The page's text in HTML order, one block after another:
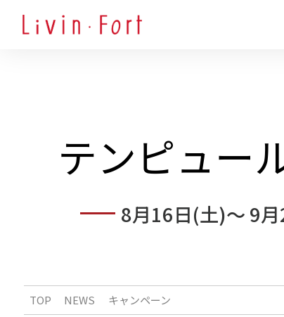
テンピュー
8月16日(土)～ 9
TOP NEWS キャンペーン